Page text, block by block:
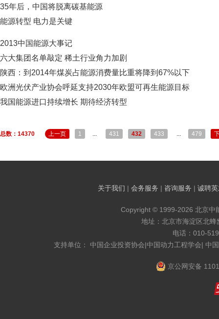
35年后，中国将脱离碳基能源
能源转型 电力是关键
2013中国能源大事记
六大集团名单敲定 稀土行业角力加剧
陕西：到2014年煤炭占能源消费量比重将降到67%以下
欧洲光伏产业协会呼延支持2030年欧盟可再生能源目标
我国能源进口持续增长 期待经济转型
总数：14370 上一页 1 ... 431 432 433 ... 479
关于我们 | 会务服务 | 咨询服务 | 诚聘
Copyright © 1999-2026 北京中
地址：北京市海淀区北
电话：010-
支持单位： 中国企业投资协会|中国动力工程学会| 中
京公网安备